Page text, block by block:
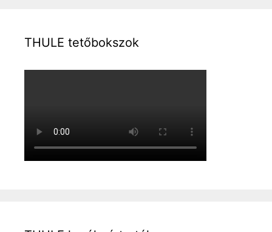
THULE tetőbokszok